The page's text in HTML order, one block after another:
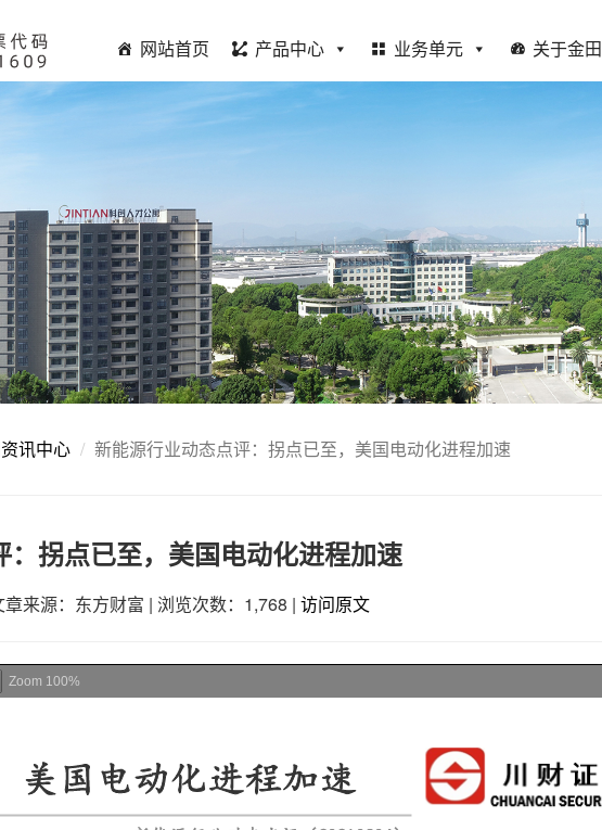
网站首页 产品中心 业务单元 关于金田
讯中心 新能源行业动态点评：拐点已至，美国电动化进程加速
：拐点已至，美国电动化进程加速
章来源：东方财富 | 浏览次数：1,768 | 访问原文
Zoom 100%